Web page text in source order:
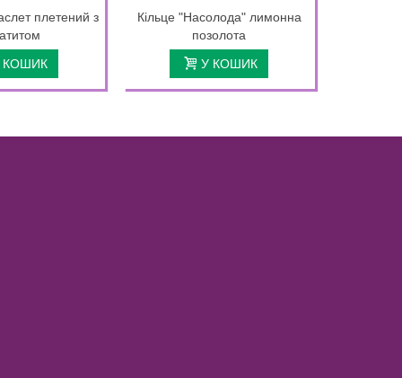
плетений з
КОШИК
Кільце "Насолода" лимонна
позолота
У КОШИК